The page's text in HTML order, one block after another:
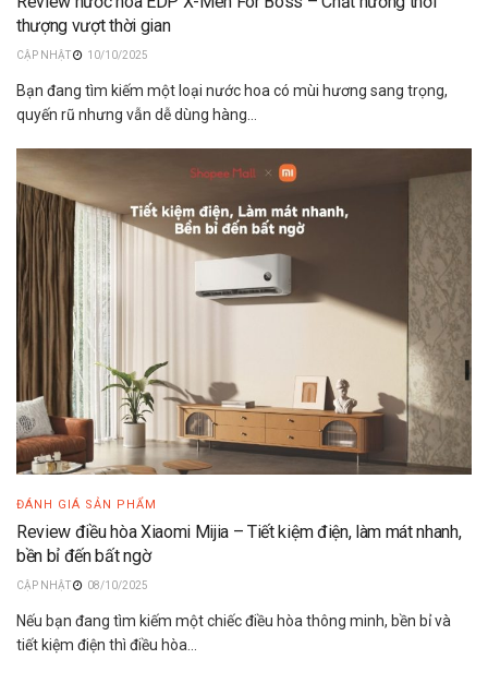
thượng vượt thời gian
10/10/2025
Bạn đang tìm kiếm một loại nước hoa có mùi hương sang trọng,
quyến rũ nhưng vẫn dễ dùng hàng...
ĐÁNH GIÁ SẢN PHẨM
Review điều hòa Xiaomi Mijia – Tiết kiệm điện, làm mát nhanh,
bền bỉ đến bất ngờ
08/10/2025
Nếu bạn đang tìm kiếm một chiếc điều hòa thông minh, bền bỉ và
tiết kiệm điện thì điều hòa...